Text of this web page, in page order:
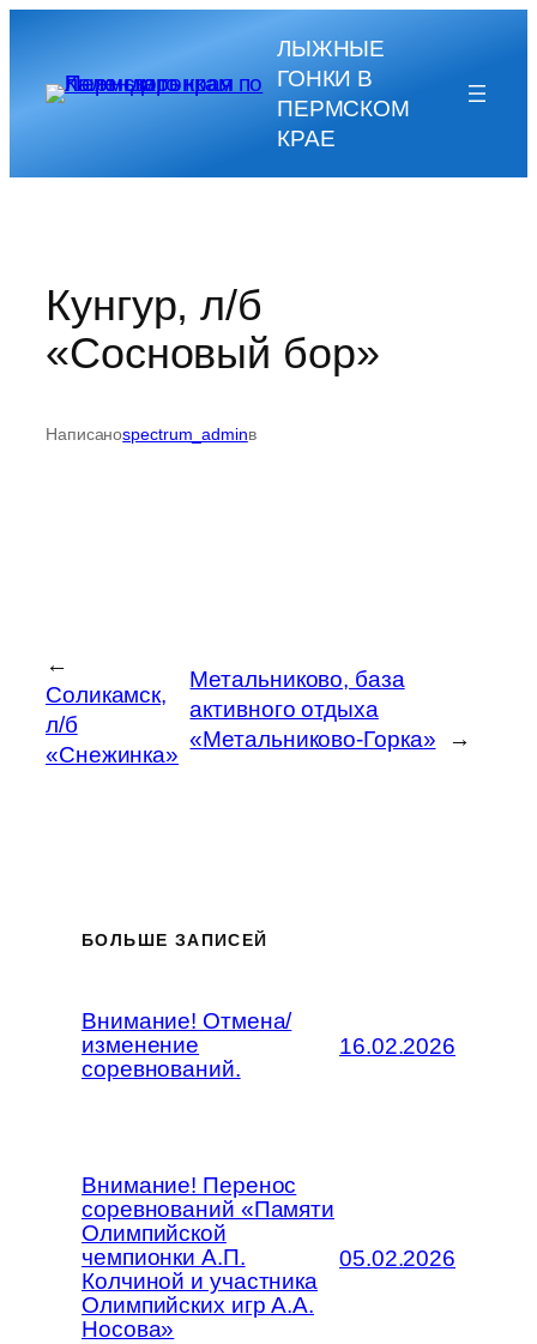
содержимому
ЛЫЖНЫЕ
ГОНКИ В
ПЕРМСКОМ
КРАЕ
Кунгур, л/б
«Сосновый бор»
Написаноspectrum_adminв
←
Соликамск,
л/б
«Снежинка»
Метальниково, база
активного отдыха
«Метальниково-Горка»
→
БОЛЬШЕ ЗАПИСЕЙ
Внимание! Отмена/
изменение
соревнований.
16.02.2026
Внимание! Перенос
соревнований «Памяти
Олимпийской
чемпионки А.П.
Колчиной и участника
Олимпийских игр А.А.
Носова»
05.02.2026